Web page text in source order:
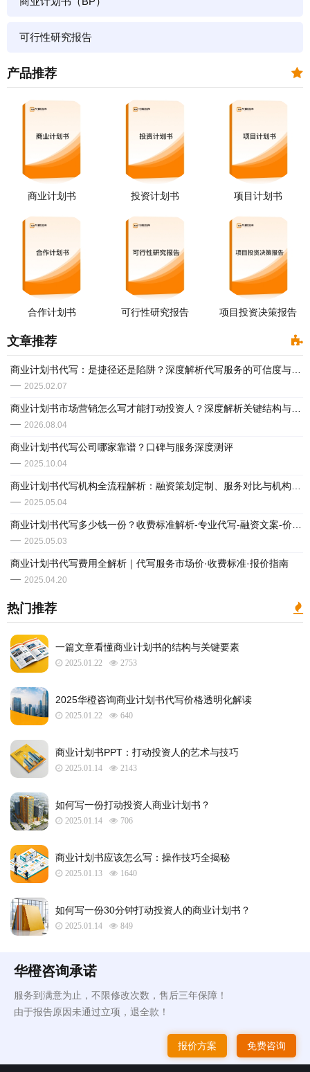
可行性研究报告
产品推荐
商业计划书 投资计划书 项目计划书
合作计划书 可行性研究报告 项目投资决策报告
文章推荐
商业计划书代写：是捷径还是陷阱？深度解析代写服务的可信度与风险
2025.02.07
商业计划书市场营销怎么写才能打动投资人？深度解析关键结构与真实案例
2026.08.04
商业计划书代写公司哪家靠谱？口碑与服务深度测评
2025.10.04
商业计划书代写机构全流程解析：融资策划定制、服务对比与机构精选指南
2025.05.04
商业计划书代写多少钱一份？收费标准解析-专业代写-融资文案-价格明细全公开
2025.05.03
商业计划书代写费用全解析｜代写服务市场价·收费标准·报价指南
2025.04.20
热门推荐
一篇文章看懂商业计划书的结构与关键要素
2025.01.22 2753
2025华橙咨询商业计划书代写价格透明化解读
2025.01.22 640
​商业计划书PPT：打动投资人的艺术与技巧
2025.01.14 2143
如何写一份打动投资人商业计划书？
2025.01.14 706
商业计划书应该怎么写：操作技巧全揭秘
2025.01.13 1640
如何写一份30分钟打动投资人的商业计划书？
2025.01.14 849
华橙咨询承诺
服务到满意为止，不限修改次数，售后三年保障！
由于报告原因未通过立项，退全款！
报价方案 免费咨询